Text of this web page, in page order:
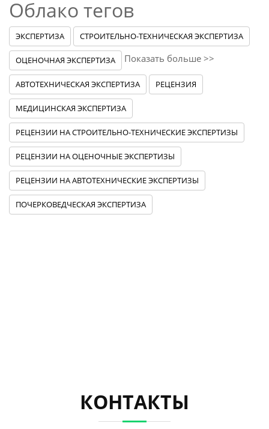
Облако тегов
ЭКСПЕРТИЗА СТРОИТЕЛЬНО-ТЕХНИЧЕСКАЯ ЭКСПЕРТИЗА
ОЦЕНОЧНАЯ ЭКСПЕРТИЗА
АВТОТЕХНИЧЕСКАЯ ЭКСПЕРТИЗА РЕЦЕНЗИЯ
МЕДИЦИНСКАЯ ЭКСПЕРТИЗА
РЕЦЕНЗИИ НА СТРОИТЕЛЬНО-ТЕХНИЧЕСКИЕ ЭКСПЕРТИЗЫ
РЕЦЕНЗИИ НА ОЦЕНОЧНЫЕ ЭКСПЕРТИЗЫ
РЕЦЕНЗИИ НА АВТОТЕХНИЧЕСКИЕ ЭКСПЕРТИЗЫ
ПОЧЕРКОВЕДЧЕСКАЯ ЭКСПЕРТИЗА
Показать больше >>
КОНТАКТЫ